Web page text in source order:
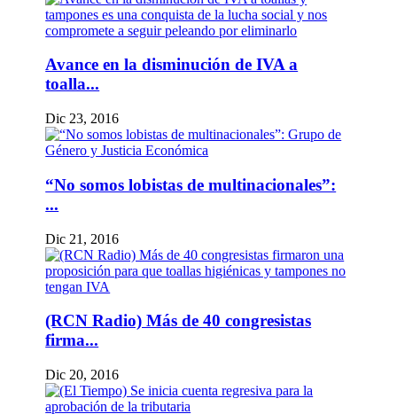
Avance en la disminución de IVA a
toalla...
Dic 23, 2016
“No somos lobistas de multinacionales”:
...
Dic 21, 2016
(RCN Radio) Más de 40 congresistas
firma...
Dic 20, 2016